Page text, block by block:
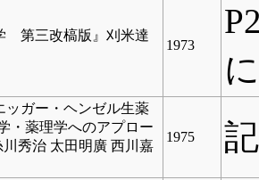
第三改槁版』刈米達
1973
ッガー・ヘンゼル生薬
・薬理学へのアプロー
川秀治 太田明廣 西川嘉
1975